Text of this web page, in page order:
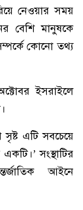
নেওয়ার সময়
বেশি মানুষকে
কোনো তথ্য
ইসরাইলে
সৃষ্ট এটি সবচেয়ে
সংস্থাটির
আইনে